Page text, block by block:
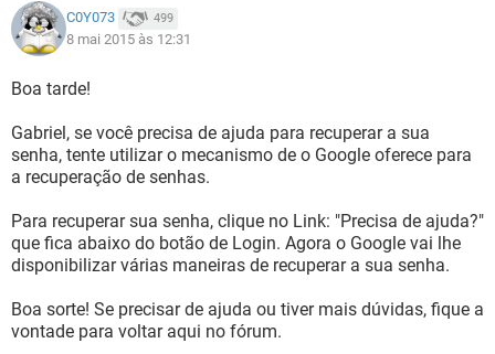
C0Y073 499
8 mai 2015 às 12:31
Boa tarde!
Gabriel, se você precisa de ajuda para recuperar a sua
senha, tente utilizar o mecanismo de o Google oferece para
a recuperação de senhas.
Para recuperar sua senha, clique no Link: "Precisa de ajuda?"
que fica abaixo do botão de Login. Agora o Google vai lhe
disponibilizar várias maneiras de recuperar a sua senha.
Boa sorte! Se precisar de ajuda ou tiver mais dúvidas, fique a
vontade para voltar aqui no fórum.